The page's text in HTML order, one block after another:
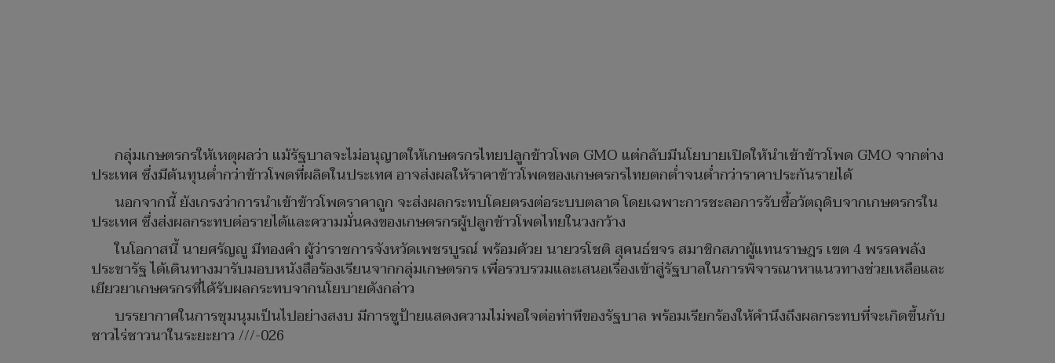
กลุ่มเกษตรกรให้เหตุผลว่า แม้รัฐบาลจะไม่อนุญาตให้เกษตรกรไทยปลูกข้าวโพด GMO แต่กลับมีนโยบายเปิดให้นำเข้าข้าวโพด GMO จากต่าง
ประเทศ ซึ่งมีต้นทุนต่ำกว่าข้าวโพดที่ผลิตในประเทศ อาจส่งผลให้ราคาข้าวโพดของเกษตรกรไทยตกต่ำจนต่ำกว่าราคาประกันรายได้
นอกจากนี้ ยังเกรงว่าการนำเข้าข้าวโพดราคาถูก จะส่งผลกระทบโดยตรงต่อระบบตลาด โดยเฉพาะการชะลอการรับซื้อวัตถุดิบจากเกษตรกรใน
ประเทศ ซึ่งส่งผลกระทบต่อรายได้และความมั่นคงของเกษตรกรผู้ปลูกข้าวโพดไทยในวงกว้าง
ในโอกาสนี้ นายศรัญญู มีทองคำ ผู้ว่าราชการจังหวัดเพชรบูรณ์ พร้อมด้วย นายวรโชติ สุคนธ์ขจร สมาชิกสภาผู้แทนราษฎร เขต 4 พรรคพลัง
ประชารัฐ ได้เดินทางมารับมอบหนังสือร้องเรียนจากกลุ่มเกษตรกร เพื่อรวบรวมและเสนอเรื่องเข้าสู่รัฐบาลในการพิจารณาหาแนวทางช่วยเหลือและ
เยียวยาเกษตรกรที่ได้รับผลกระทบจากนโยบายดังกล่าว
บรรยากาศในการชุมนุมเป็นไปอย่างสงบ มีการชูป้ายแสดงความไม่พอใจต่อท่าทีของรัฐบาล พร้อมเรียกร้องให้คำนึงถึงผลกระทบที่จะเกิดขึ้นกับ
ชาวไร่ชาวนาในระยะยาว ///-026